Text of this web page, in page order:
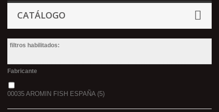
CATÁLOGO
filtros habilitados:
Fabricante
00035 AROMIN FISH ESPAÑA(5)